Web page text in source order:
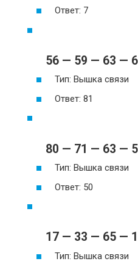
Ответ: 7
56 — 59 — 63 —
Тип: Вышка связи
Ответ: 81
80 — 71 — 63 —
Тип: Вышка связи
Ответ: 50
17 — 33 — 65 —
Тип: Вышка связи